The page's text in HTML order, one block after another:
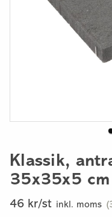
Klassik,
35x35x5 cm
46 kr/st inkl. moms